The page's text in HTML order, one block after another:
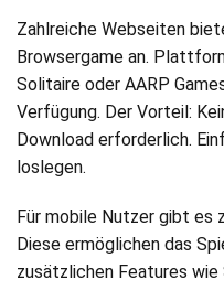
Zahlreiche Webseiten
Browsergame an.
Solitaire oder AARP
Verfügung. Der Vorteil:
Download erforderlich.
loslegen.
Für mobile Nutzer gibt es
Diese ermöglichen das
zusätzlichen Features